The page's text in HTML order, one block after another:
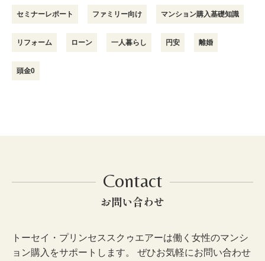
セミナーレポート ファミリー向け マンション購入基礎知識
リフォーム ローン 一人暮らし 円安 離婚
頭金0
Contact
お問い合わせ
トーセイ・プリンセススクゥエアーは働く女性のマンシ
ョン購入をサポートします。 ぜひお気軽にお問い合わせ